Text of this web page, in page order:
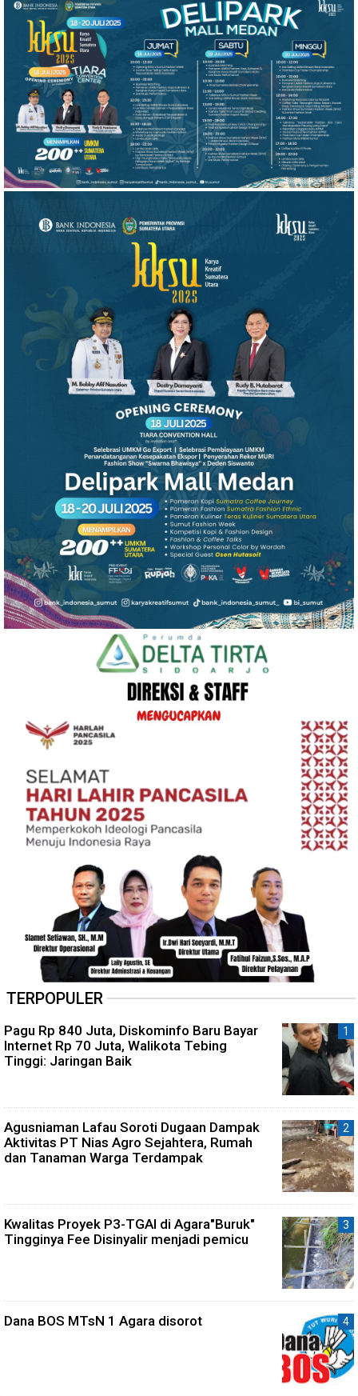
TERPOPULER
Pagu Rp 840 Juta, Diskominfo Baru Bayar
Internet Rp 70 Juta, Walikota Tebing
Tinggi: Jaringan Baik
Agusniaman Lafau Soroti Dugaan Dampak
Aktivitas PT Nias Agro Sejahtera, Rumah
dan Tanaman Warga Terdampak
Kwalitas Proyek P3-TGAI di Agara"Buruk"
Tingginya Fee Disinyalir menjadi pemicu
Dana BOS MTsN 1 Agara disorot